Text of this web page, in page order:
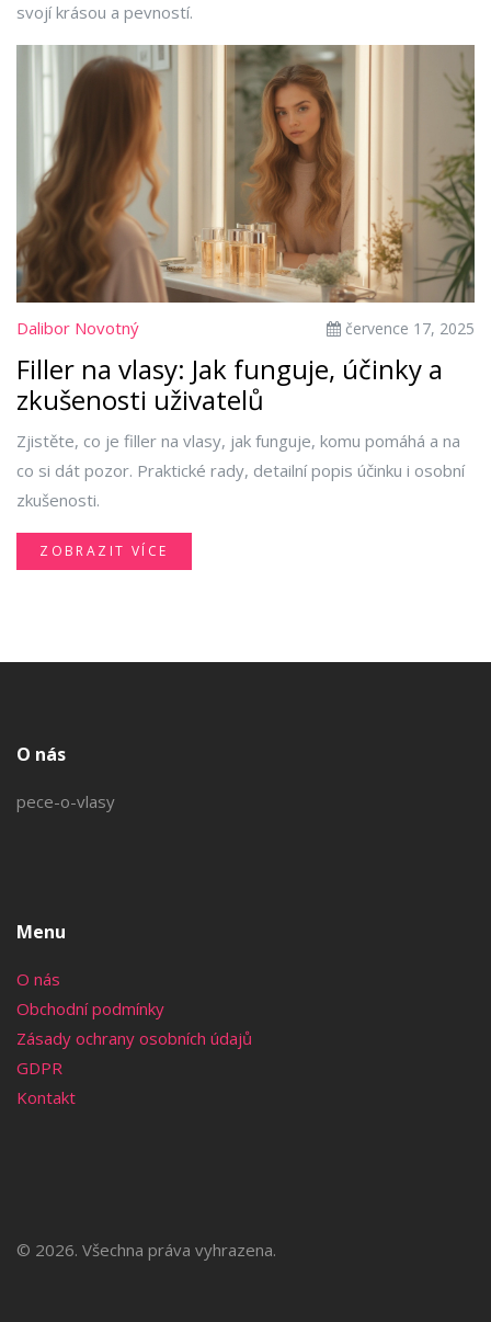
svojí krásou a pevností.
Dalibor Novotný července 17, 2025
Filler na vlasy: Jak funguje, účinky a
zkušenosti uživatelů
Zjistěte, co je filler na vlasy, jak funguje, komu pomáhá a na
co si dát pozor. Praktické rady, detailní popis účinku i osobní
zkušenosti.
ZOBRAZIT VÍCE
O nás
pece-o-vlasy
Menu
O nás
Obchodní podmínky
Zásady ochrany osobních údajů
GDPR
Kontakt
© 2026. Všechna práva vyhrazena.